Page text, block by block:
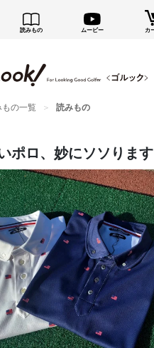
読みもの ムービー カ
もの一覧 読みもの
ポロ、妙にソソります
新商品情報や編集部のオススメ、オトク
忘れ通知等を受信できます。
だご登録でない方はぜひ！